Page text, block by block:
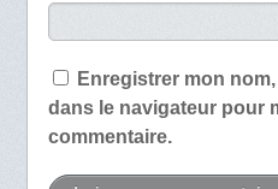
Enregistrer mon
dans le navigateur pour
commentaire.